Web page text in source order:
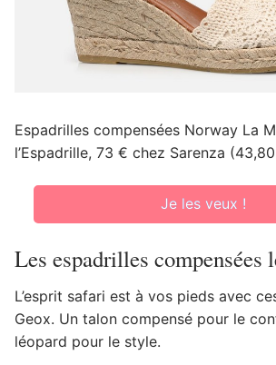
Espadrilles compensées Norway La
l’Espadrille, 73 € chez Sarenza
Je les veux !
Les espadrilles compensées
L’esprit safari est à vos pieds avec
Geox. Un talon compensé pour le
léopard pour le style.